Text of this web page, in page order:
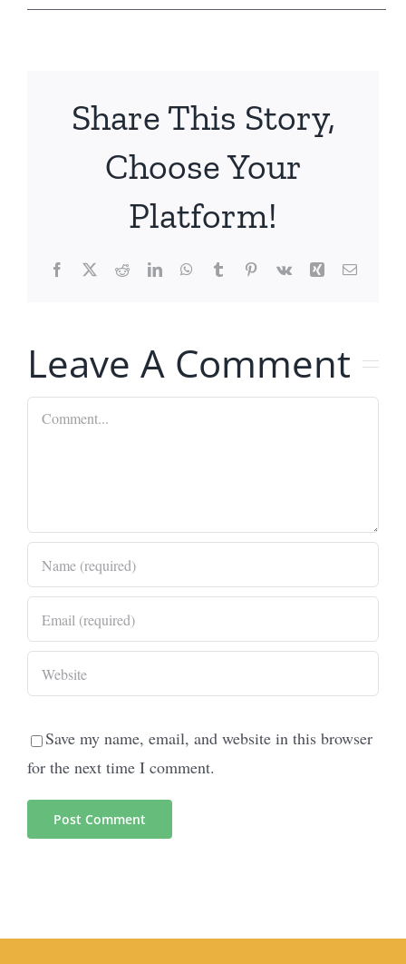
Share This Story,
Choose Your
Platform!
Facebook
X RedditLinkedInWhatsApp
TumblrPinterest
Vk Xing Email
Leave A Comment
Comment
Save my name, email, and website in this browser
for the next time I comment.